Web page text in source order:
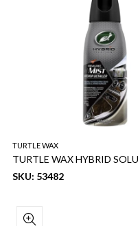
TURTLE WAX
SKU: 53482